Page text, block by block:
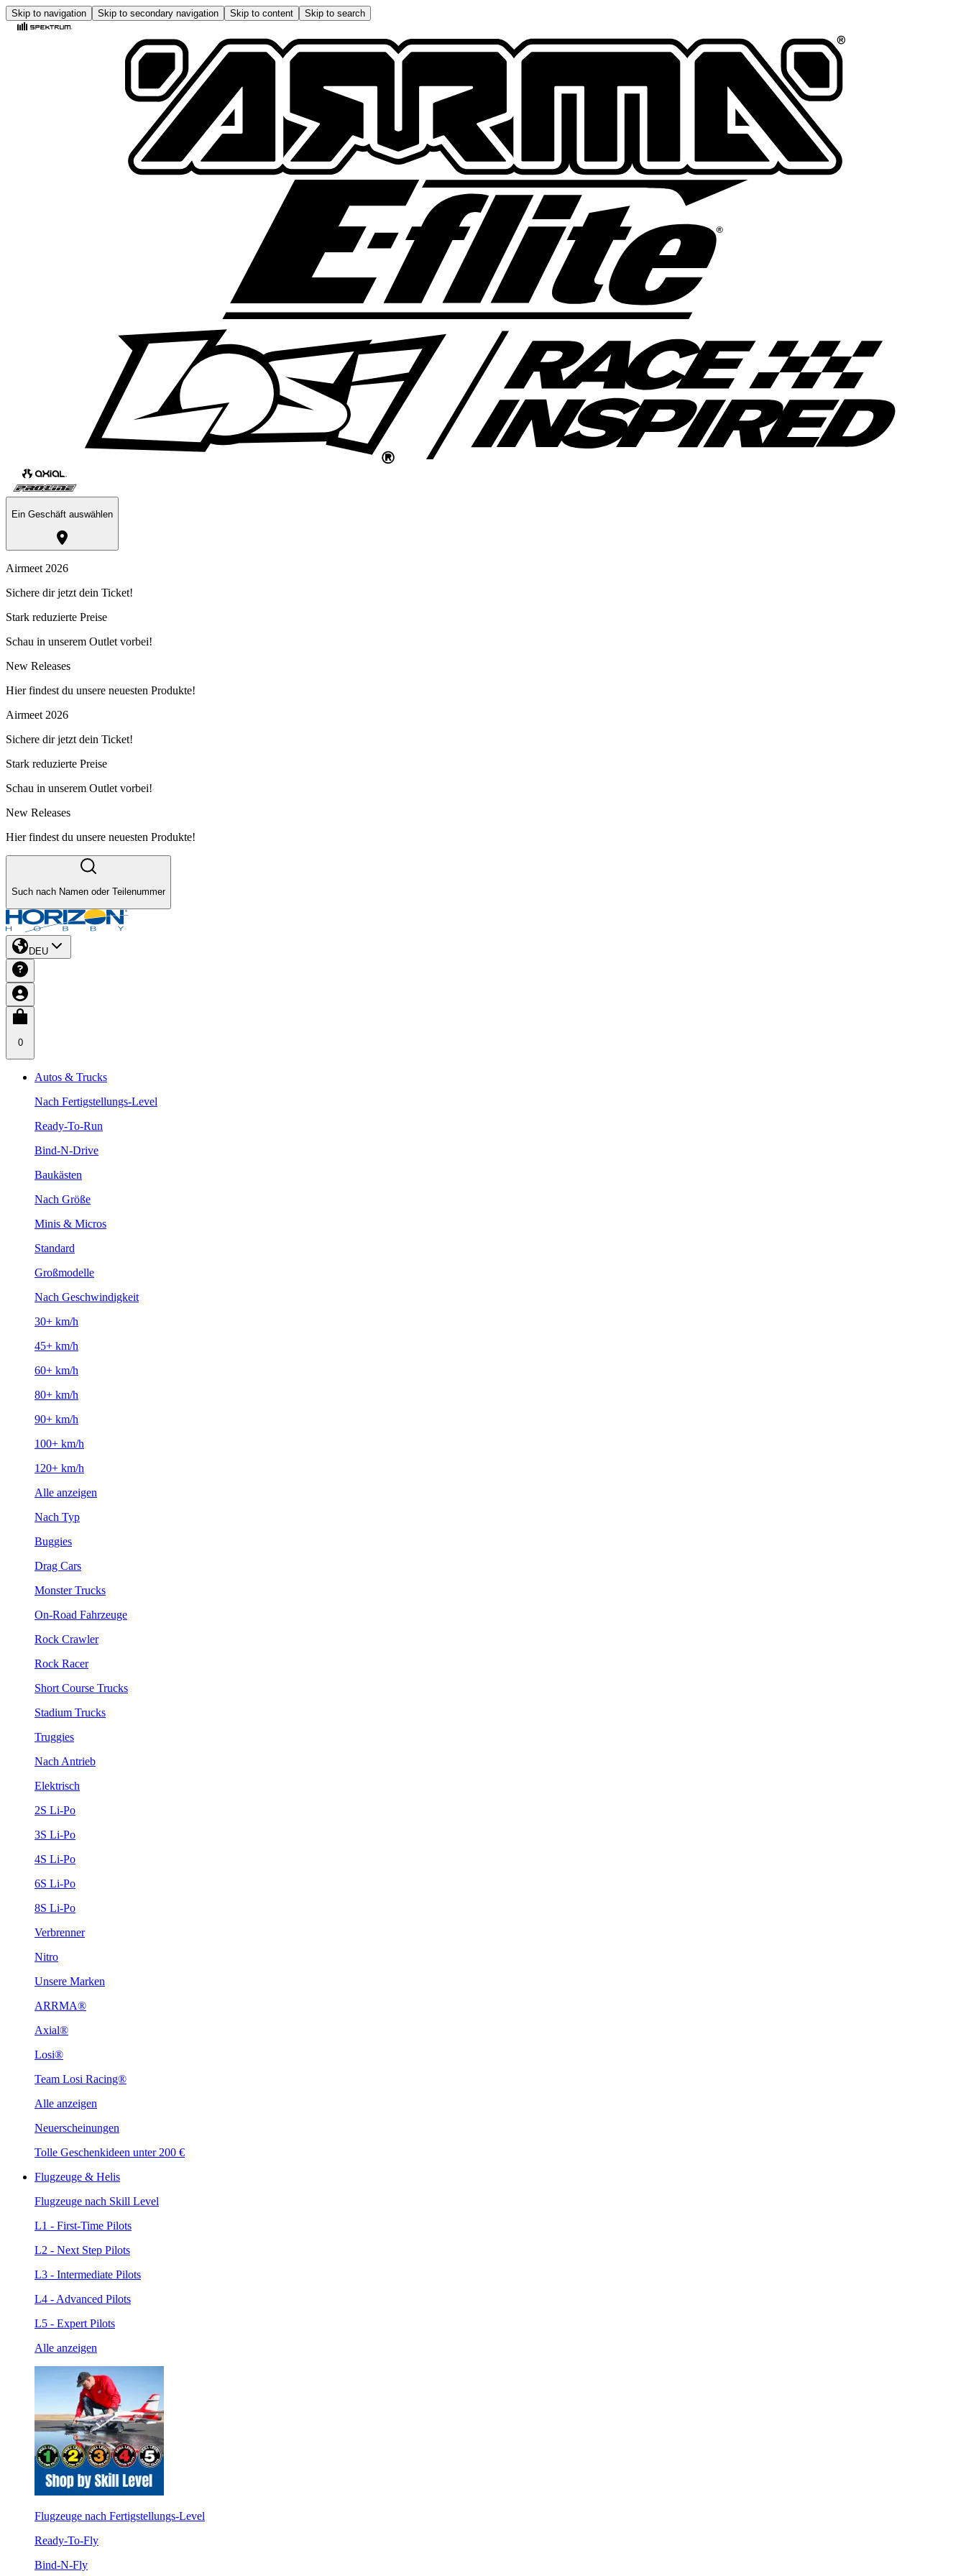
Skip to navigation Skip to secondary navigation Skip to content Skip to search
Ein Geschäft auswählen
Airmeet 2026
Sichere dir jetzt dein Ticket!
Stark reduzierte Preise
Schau in unserem Outlet vorbei!
New Releases
Hier findest du unsere neuesten Produkte!
Airmeet 2026
Sichere dir jetzt dein Ticket!
Stark reduzierte Preise
Schau in unserem Outlet vorbei!
New Releases
Hier findest du unsere neuesten Produkte!
Such nach Namen oder Teilenummer
DEU
0
Autos & Trucks
Nach Fertigstellungs-Level
Ready-To-Run
Bind-N-Drive
Baukästen
Nach Größe
Minis & Micros
Standard
Großmodelle
Nach Geschwindigkeit
30+ km/h
45+ km/h
60+ km/h
80+ km/h
90+ km/h
100+ km/h
120+ km/h
Alle anzeigen
Nach Typ
Buggies
Drag Cars
Monster Trucks
On-Road Fahrzeuge
Rock Crawler
Rock Racer
Short Course Trucks
Stadium Trucks
Truggies
Nach Antrieb
Elektrisch
2S Li-Po
3S Li-Po
4S Li-Po
6S Li-Po
8S Li-Po
Verbrenner
Nitro
Unsere Marken
ARRMA®
Axial®
Losi®
Team Losi Racing®
Alle anzeigen
Neuerscheinungen
Tolle Geschenkideen unter 200 €
Flugzeuge & Helis
Flugzeuge nach Skill Level
L1 - First-Time Pilots
L2 - Next Step Pilots
L3 - Intermediate Pilots
L4 - Advanced Pilots
L5 - Expert Pilots
Alle anzeigen
Flugzeuge nach Fertigstellungs-Level
Ready-To-Fly
Bind-N-Fly